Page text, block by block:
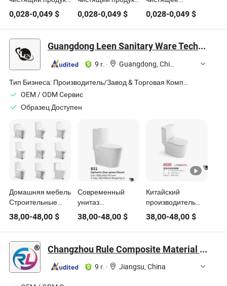
для эффективных
и ярких решений
для стирки
0,028-0,049 $
для
индивидуальных
решений и ухода
за бельем
0,028-0,049$
средство для
легкого
использования
порошка
0,028-0,049$
Guangdong Leen Sanitary Ware Technology Co., Ltd.
9 г. ·
Guangdong, China
Тип Бизнеса:
Производитель/Завод & Торговая Компания
OEM / ODM Cервис
Образец Доступен
Домашняя мебель
Строительные
материалы
Ванная комната
Аппаратные
средства
Санитарные 831-5
38,00-48,00 $
Современный
унитаз
Санитарный
Торнадо Двойной
Слив Одноцелый
831-17
38,00-48,00$
Китайский
производитель
туалетного
унитаза
санитарный 895-
38,00-48,00$
Changzhou Rule Composite Material Co., Ltd.
9 г. · Jiangsu, China